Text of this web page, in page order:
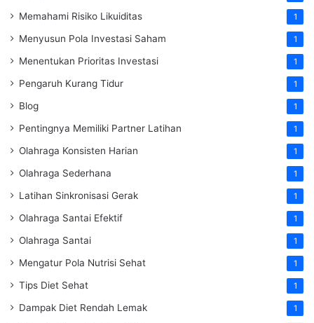
Memahami Risiko Likuiditas 1
Menyusun Pola Investasi Saham 1
Menentukan Prioritas Investasi 1
Pengaruh Kurang Tidur 1
Blog 1
Pentingnya Memiliki Partner Latihan 1
Olahraga Konsisten Harian 1
Olahraga Sederhana 1
Latihan Sinkronisasi Gerak 1
Olahraga Santai Efektif 1
Olahraga Santai 1
Mengatur Pola Nutrisi Sehat 1
Tips Diet Sehat 1
Dampak Diet Rendah Lemak 1